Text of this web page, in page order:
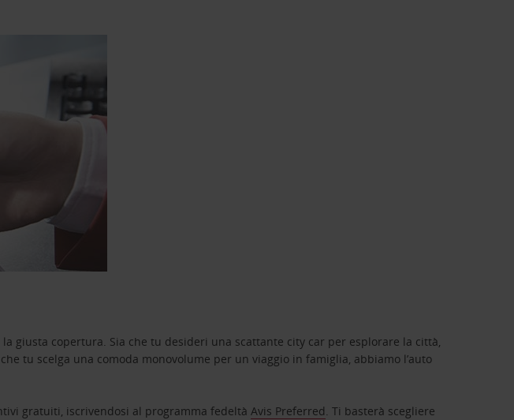
giusta copertura. Sia che tu desideri una scattante city car per esplorare la città,
tu scelga una comoda monovolume per un viaggio in famiglia, abbiamo l’auto
gratuiti, iscrivendosi al programma fedeltàAvis Preferred. Ti basterà scegliere